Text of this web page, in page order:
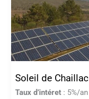
Soleil de Chaillac
Taux d’intéret : 5%/an